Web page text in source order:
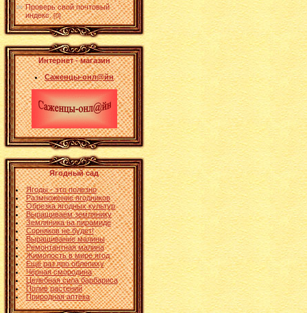
Проверь свой почтовый
индекс. [0]
Интернет - магазин
Саженцы-онл@йн
Ягодный сад
Ягоды - это полезно
Размножение ягодников
Обрезка ягодных культур
Выращиваем землянику
Земляника на пирамиде
Сорняков не будет!
Выращивание малины
Ремонтантная малина
Жимолость в мире ягод
Ещё раз про облепиху
Чёрная смородина
Целебная сила барбариса
Полив растений
Природная аптека